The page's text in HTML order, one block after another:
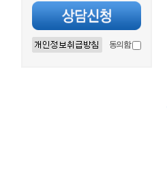
동의함